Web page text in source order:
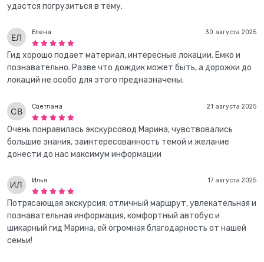
удастся погрузиться в тему.
30 августа 2025
Елена
Гид хорошо подает материал, интересные локации. Емко и
познавательно. Разве что дождик может быть, а дорожки до
локаций не особо для этого предназначены.
21 августа 2025
Светлана
Очень понравилась экскурсовод Марина, чувствовались
большие знания, заинтересованность темой и желание
донести до нас максимум информации
17 августа 2025
Илья
Потрясающая экскурсия: отличный маршрут, увлекательная и
познавательная информация, комфортный автобус и
шикарный гид Марина, ей огромная благодарность от нашей
семьи!